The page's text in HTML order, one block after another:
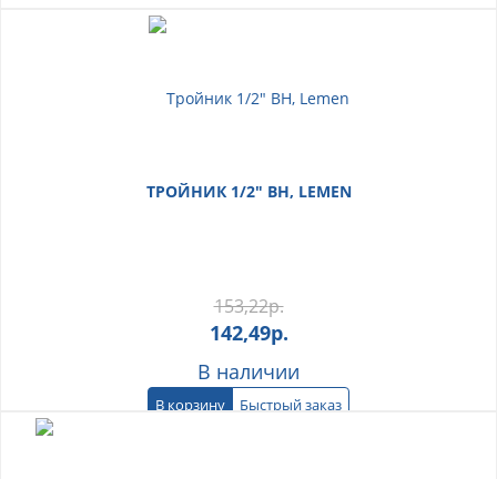
ТРОЙНИК 1/2" ВН, LEMEN
153,22р.
142,49р.
В наличии
В корзину Быстрый заказ